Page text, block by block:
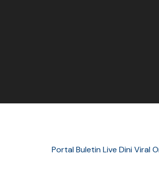
Portal Buletin Live Dini Viral